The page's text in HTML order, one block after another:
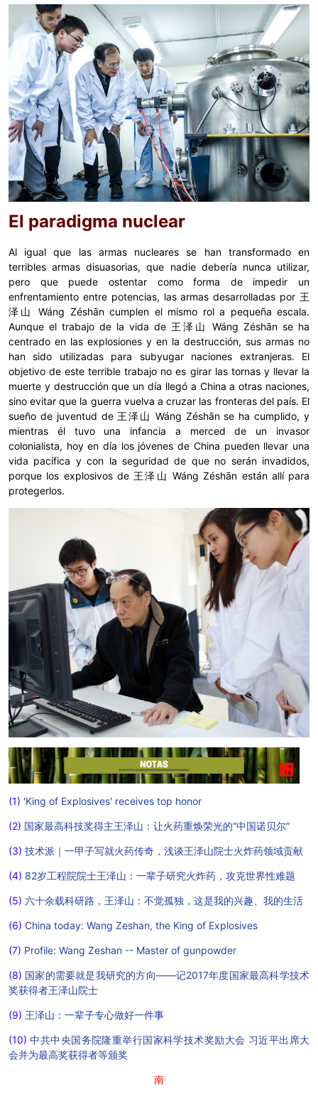
El paradigma nuclear
Al igual que las armas nucleares se han transformado en
terribles armas disuasorias, que nadie debería nunca utilizar,
pero que puede ostentar como forma de impedir un
enfrentamiento entre potencias, las armas desarrolladas por 王
泽山 Wáng Zéshān cumplen el mismo rol a pequeña escala.
Aunque el trabajo de la vida de 王泽山 Wáng Zéshān se ha
centrado en las explosiones y en la destrucción, sus armas no
han sido utilizadas para subyugar naciones extranjeras. El
objetivo de este terrible trabajo no es girar las tornas y llevar la
muerte y destrucción que un día llegó a China a otras naciones,
sino evitar que la guerra vuelva a cruzar las fronteras del país. El
sueño de juventud de 王泽山 Wáng Zéshān se ha cumplido, y
mientras él tuvo una infancia a merced de un invasor
colonialista, hoy en día los jóvenes de China pueden llevar una
vida pacífica y con la seguridad de que no serán invadidos,
porque los explosivos de 王泽山 Wáng Zéshān están allí para
protegerlos.
(1) 'King of Explosives' receives top honor
(2) 国家最高科技奖得主王泽山：让火药重焕荣光的“中国诺贝尔”
(3) 技术派｜一甲子写就火药传奇，浅谈王泽山院士火炸药领域贡献
(4) 82岁工程院院士王泽山：一辈子研究火炸药，攻克世界性难题
(5) 六十余载科研路，王泽山：不觉孤独，这是我的兴趣、我的生活
(6) China today: Wang Zeshan, the King of Explosives
(7) Profile: Wang Zeshan -- Master of gunpowder
(8) 国家的需要就是我研究的方向——记2017年度国家最高科学技术
奖获得者王泽山院士
(9) 王泽山：一辈子专心做好一件事
(10)中共中央国务院隆重举行国家科学技术奖励大会 习近平出席大
会并为最高奖获得者等颁奖
南